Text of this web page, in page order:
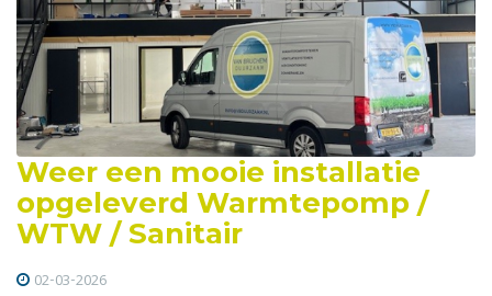
Weer een mooie installatie
opgeleverd Warmtepomp /
WTW / Sanitair
02-03-2026